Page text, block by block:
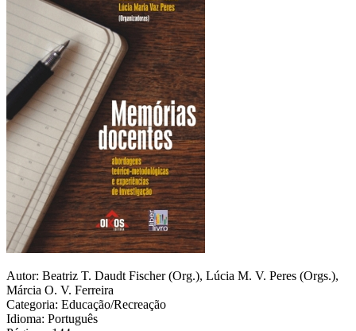
Autor: Beatriz T. Daudt Fischer (Org.), Lúcia M. V. Peres (Orgs.),
Márcia O. V. Ferreira
Categoria: Educação/Recreação
Idioma: Português